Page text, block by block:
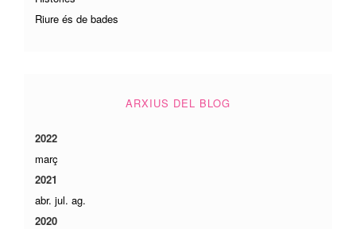
Riure és de bades
ARXIUS DEL BLOG
2022
març
2021
abr. jul. ag.
2020